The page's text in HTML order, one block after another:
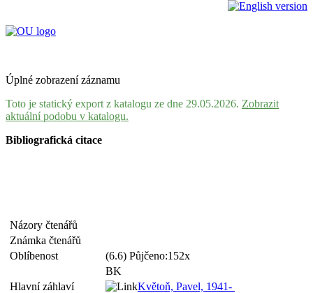
Úplné zobrazení záznamu
Toto je statický export z katalogu ze dne 29.05.2026. Zobrazit
aktuální podobu v katalogu.
Bibliografická citace
Názory čtenářů
Známka čtenářů
Oblíbenost
(6.6) Půjčeno:152x
BK
Hlavní záhlaví
Květoň, Pavel, 1941-